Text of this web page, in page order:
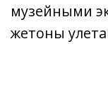
музейными
жетоны